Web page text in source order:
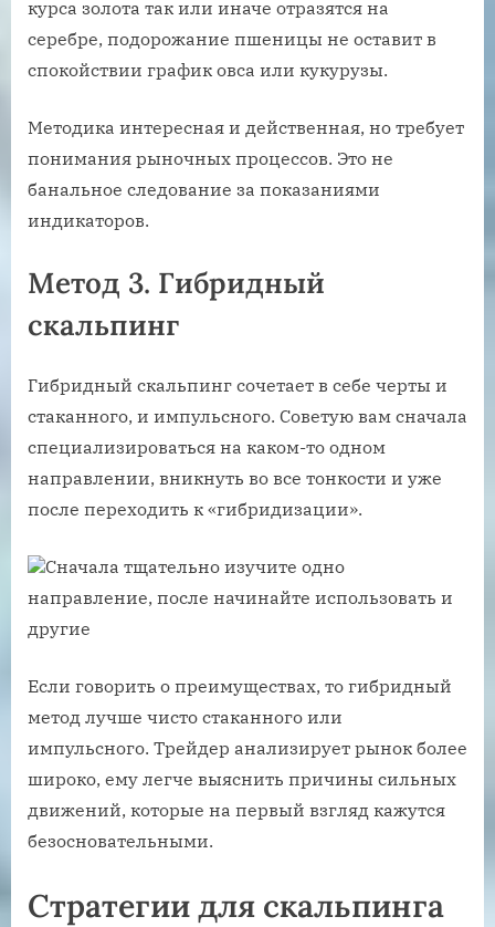
курса золота так или иначе отразятся на
серебре, подорожание пшеницы не оставит в
спокойствии график овса или кукурузы.
Методика интересная и действенная, но требует
понимания рыночных процессов. Это не
банальное следование за показаниями
индикаторов.
Метод 3. Гибридный
скальпинг
Гибридный скальпинг сочетает в себе черты и
стаканного, и импульсного. Советую вам сначала
специализироваться на каком-то одном
направлении, вникнуть во все тонкости и уже
после переходить к «гибридизации».
Сначала тщательно изучите одно
направление, после начинайте использовать и
другие
Если говорить о преимуществах, то гибридный
метод лучше чисто стаканного или
импульсного. Трейдер анализирует рынок более
широко, ему легче выяснить причины сильных
движений, которые на первый взгляд кажутся
безосновательными.
Стратегии для скальпинга